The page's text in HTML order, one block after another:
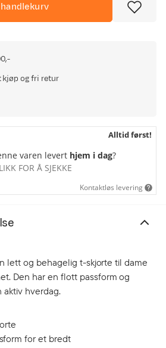
kjøp og fri retur
Alltid først!
varen levert hjem i dag?
FOR Å SJEKKE
Kontaktløs levering
lett og behagelig t-skjorte til dame
Den har en flott passform og
aktiv hverdag.
for et bredt